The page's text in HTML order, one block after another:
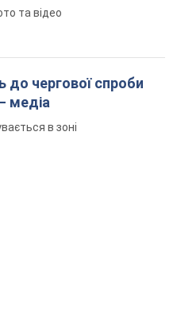
та відео
до чергової спроби
медіа
в зоні